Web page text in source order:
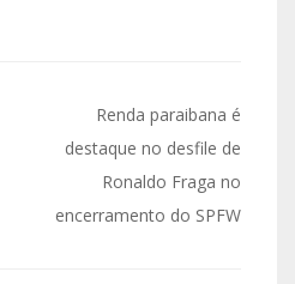
Renda paraibana é
destaque no desfile de
Ronaldo Fraga no
encerramento do SPFW